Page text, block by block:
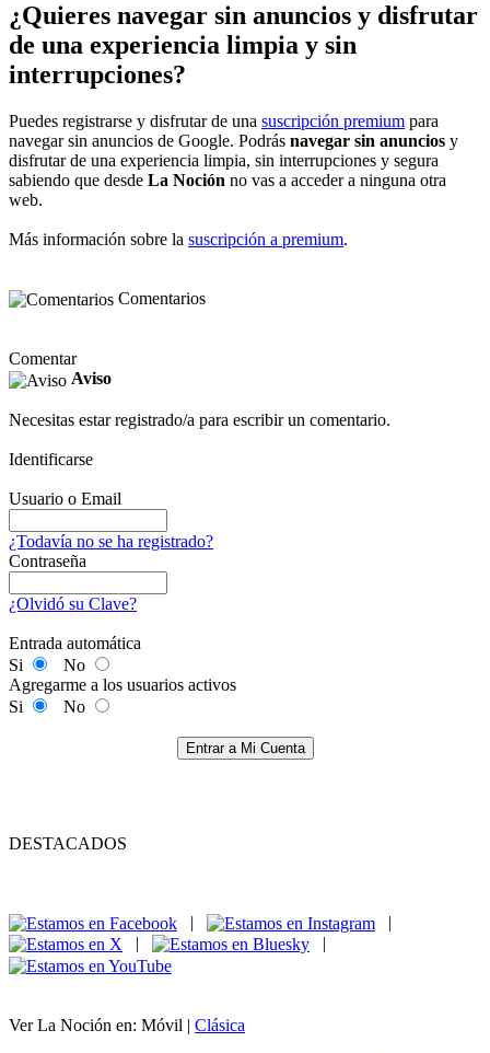
¿Quieres navegar sin anuncios y disfrutar
de una experiencia limpia y sin
interrupciones?
Puedes registrarse y disfrutar de una suscripción premium para
navegar sin anuncios de Google. Podrás navegar sin anuncios y
disfrutar de una experiencia limpia, sin interrupciones y segura
sabiendo que desde La Noción no vas a acceder a ninguna otra
web.
Más información sobre la suscripción a premium.
Comentarios
Comentar
Aviso
Necesitas estar registrado/a para escribir un comentario.
Identificarse
Usuario o Email
¿Todavía no se ha registrado?
Contraseña
¿Olvidó su Clave?
Entrada automática
Si
No
Agregarme a los usuarios activos
Si
No
Entrar a Mi Cuenta
DESTACADOS
|
|
|
|
Ver La Noción en: Móvil | Clásica